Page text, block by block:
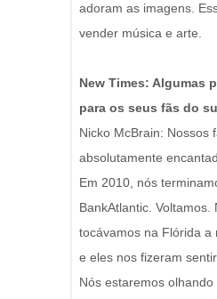
adoram as imagens.
vender música e arte.
New Times: Algumas
para os seus fãs do
Nicko McBrain: Nossos
absolutamente
Em 2010, nós
BankAtlantic. Voltamos.
tocávamos na Flórida a
e eles nos fizeram
Nós estaremos olhando